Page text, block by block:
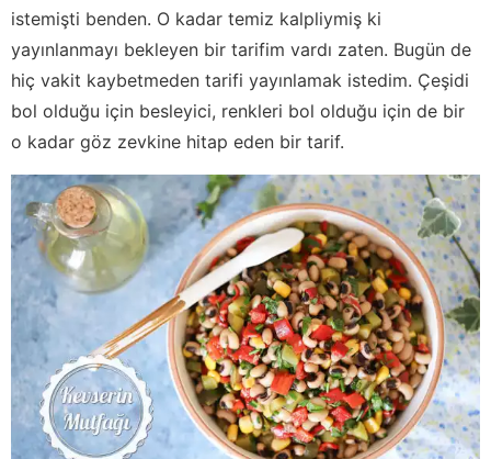
istemişti benden. O kadar temiz kalpliymiş ki
yayınlanmayı bekleyen bir tarifim vardı zaten. Bugün de
hiç vakit kaybetmeden tarifi yayınlamak istedim. Çeşidi
bol olduğu için besleyici, renkleri bol olduğu için de bir
o kadar göz zevkine hitap eden bir tarif.